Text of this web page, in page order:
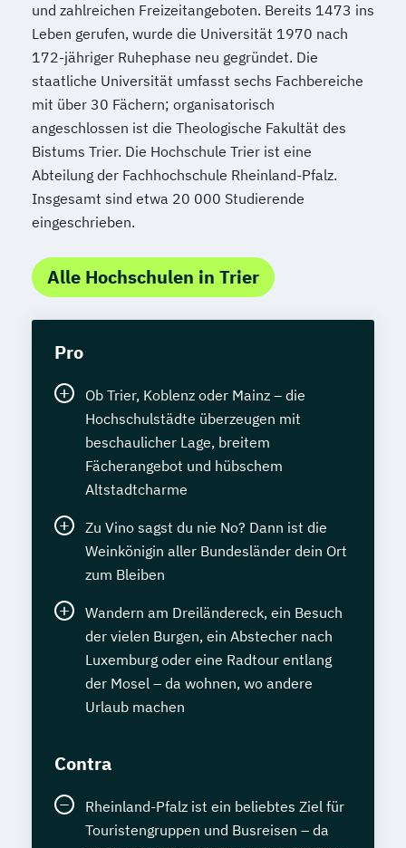
und zahlreichen Freizeitangeboten. Bereits 1473 ins
Leben gerufen, wurde die Universität 1970 nach
172-jähriger Ruhephase neu gegründet. Die
staatliche Universität umfasst sechs Fachbereiche
mit über 30 Fächern; organisatorisch
angeschlossen ist die Theologische Fakultät des
Bistums Trier. Die Hochschule Trier ist eine
Abteilung der Fachhochschule Rheinland-Pfalz.
Insgesamt sind etwa 20 000 Studierende
eingeschrieben.
Alle Hochschulen in Trier
Pro
Ob Trier, Koblenz oder Mainz – die
Hochschulstädte überzeugen mit
beschaulicher Lage, breitem
Fächerangebot und hübschem
Altstadtcharme
Zu Vino sagst du nie No? Dann ist die
Weinkönigin aller Bundesländer dein Ort
zum Bleiben
Wandern am Dreiländereck, ein Besuch
der vielen Burgen, ein Abstecher nach
Luxemburg oder eine Radtour entlang
der Mosel – da wohnen, wo andere
Urlaub machen
Contra
Rheinland-Pfalz ist ein beliebtes Ziel für
Touristengruppen und Busreisen – da